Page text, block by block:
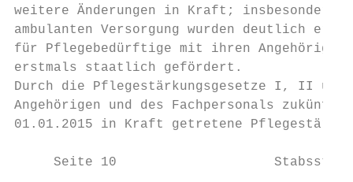
weitere Änderungen in Kraft;
ambulanten Versorgung wurden deutlich
für Pflegebedürftige mit ihren
erstmals staatlich gefördert.
Durch die Pflegestärkungsgesetze I, II
Angehörigen und des Fachpersonals
01.01.2015 in Kraft getretene
Seite 10